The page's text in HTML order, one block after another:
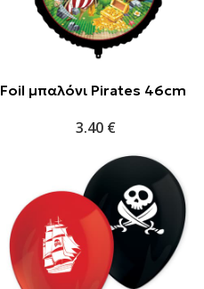
Foil μπαλόνι Pirates 46cm
3.40 €